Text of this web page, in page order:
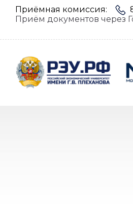
Приёмная комиссия:
Приём документов через